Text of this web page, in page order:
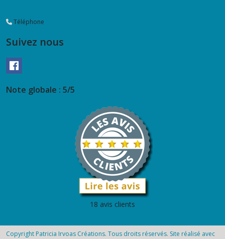
Téléphone
Suivez nous
Note globale : 5/5
18 avis clients
Copyright Patricia Irvoas Créations. Tous droits réservés. Site réalisé avec